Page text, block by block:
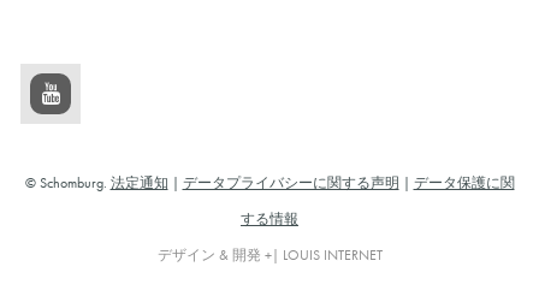
© Schomburg. 法定通知 データプライバシーに関する声明 データ保護に関
する情報
デザイン & 開発 +| LOUIS INTERNET